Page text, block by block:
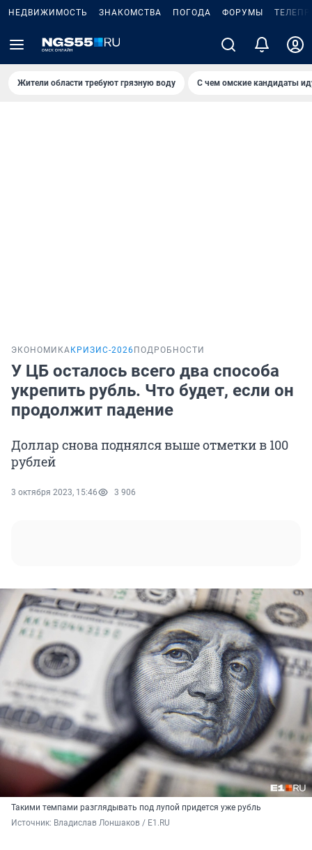
НЕДВИЖИМОСТЬ ЗНАКОМСТВА ПОГОДА ФОРУМЫ
Жители области требуют грязную воду С чем омские кандидаты
ЭКОНОМИКА КРИЗИС-2026 ПОДРОБНОСТИ
У ЦБ осталось всего два способа
укрепить рубль. Что будет, если он
продолжит падение
Доллар снова поднялся выше отметки в 100
рублей
3 октября 2023, 15:46 3 906
Такими темпами разглядывать под лупой придется уже рубль
Источник: Владислав Лоншаков / E1.RU